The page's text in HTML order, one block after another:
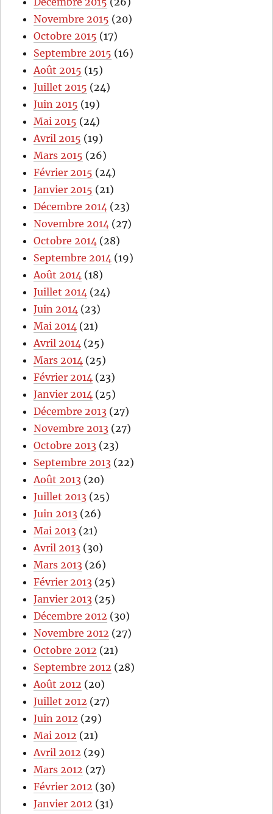
Novembre 2015 (20)
Octobre 2015 (17)
Septembre 2015 (16)
Août 2015 (15)
Juillet 2015 (24)
Juin 2015 (19)
Mai 2015 (24)
Avril 2015 (19)
Mars 2015 (26)
Février 2015 (24)
Janvier 2015 (21)
Décembre 2014 (23)
Novembre 2014 (27)
Octobre 2014 (28)
Septembre 2014 (19)
Août 2014 (18)
Juillet 2014 (24)
Juin 2014 (23)
Mai 2014 (21)
Avril 2014 (25)
Mars 2014 (25)
Février 2014 (23)
Janvier 2014 (25)
Décembre 2013 (27)
Novembre 2013 (27)
Octobre 2013 (23)
Septembre 2013 (22)
Août 2013 (20)
Juillet 2013 (25)
Juin 2013 (26)
Mai 2013 (21)
Avril 2013 (30)
Mars 2013 (26)
Février 2013 (25)
Janvier 2013 (25)
Décembre 2012 (30)
Novembre 2012 (27)
Octobre 2012 (21)
Septembre 2012 (28)
Août 2012 (20)
Juillet 2012 (27)
Juin 2012 (29)
Mai 2012 (21)
Avril 2012 (29)
Mars 2012 (27)
Février 2012 (30)
Janvier 2012 (31)